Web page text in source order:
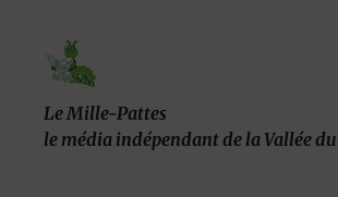
Le Mille-Pattes
le média indépendant de la Vallée